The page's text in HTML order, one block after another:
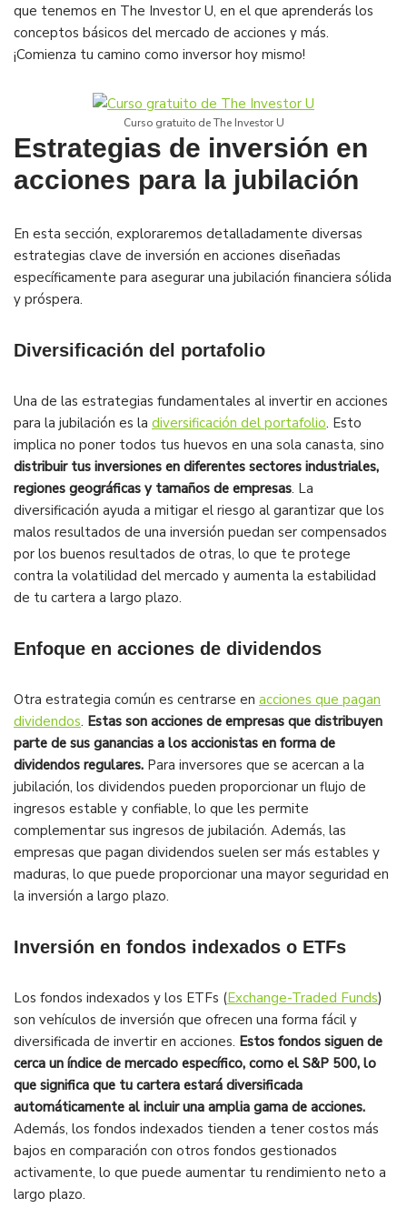
que tenemos en The Investor U, en el que aprenderás los
conceptos básicos del mercado de acciones y más.
¡Comienza tu camino como inversor hoy mismo!
Curso gratuito de The Investor U
Estrategias de inversión en
acciones para la jubilación
En esta sección, exploraremos detalladamente diversas
estrategias clave de inversión en acciones diseñadas
específicamente para asegurar una jubilación financiera sólida
y próspera.
Diversificación del portafolio
Una de las estrategias fundamentales al invertir en acciones
para la jubilación es la diversificación del portafolio. Esto
implica no poner todos tus huevos en una sola canasta, sino
distribuir tus inversiones en diferentes sectores industriales,
regiones geográficas y tamaños de empresas. La
diversificación ayuda a mitigar el riesgo al garantizar que los
malos resultados de una inversión puedan ser compensados
por los buenos resultados de otras, lo que te protege
contra la volatilidad del mercado y aumenta la estabilidad
de tu cartera a largo plazo.
Enfoque en acciones de dividendos
Otra estrategia común es centrarse en acciones que pagan
dividendos. Estas son acciones de empresas que distribuyen
parte de sus ganancias a los accionistas en forma de
dividendos regulares. Para inversores que se acercan a la
jubilación, los dividendos pueden proporcionar un flujo de
ingresos estable y confiable, lo que les permite
complementar sus ingresos de jubilación. Además, las
empresas que pagan dividendos suelen ser más estables y
maduras, lo que puede proporcionar una mayor seguridad en
la inversión a largo plazo.
Inversión en fondos indexados o ETFs
Los fondos indexados y los ETFs (Exchange-Traded Funds)
son vehículos de inversión que ofrecen una forma fácil y
diversificada de invertir en acciones. Estos fondos siguen de
cerca un índice de mercado específico, como el S&P 500, lo
que significa que tu cartera estará diversificada
automáticamente al incluir una amplia gama de acciones.
Además, los fondos indexados tienden a tener costos más
bajos en comparación con otros fondos gestionados
activamente, lo que puede aumentar tu rendimiento neto a
largo plazo.